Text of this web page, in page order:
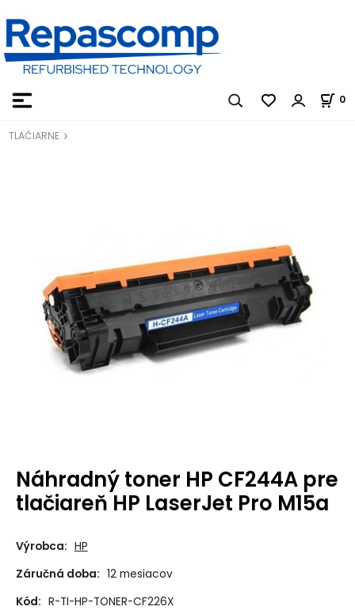
0
TLAČIARNE
Náhradný toner HP CF244A pre
tlačiareň HP LaserJet Pro M15a
Výrobca: HP
Záručná doba: 12 mesiacov
Kód: R-TI-HP-TONER-CF226X